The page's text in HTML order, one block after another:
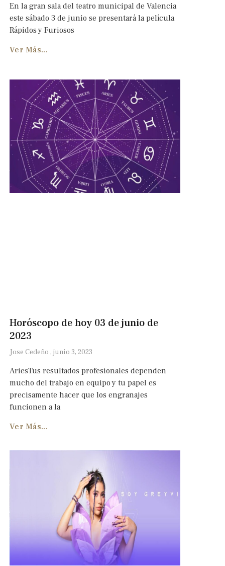
En la gran sala del teatro municipal de Valencia
este sábado 3 de junio se presentará la película
Rápidos y Furiosos
Ver Más...
Horóscopo de hoy 03 de junio de
2023
Jose Cedeño junio 3, 2023
AriesTus resultados profesionales dependen
mucho del trabajo en equipo y tu papel es
precisamente hacer que los engranajes
funcionen a la
Ver Más...